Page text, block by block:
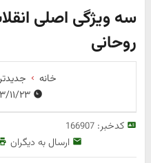
سه ویژگی اصلی
روحانی
خانه
۱۴۰۳/۱۱/۲۳ ۰۶:۴۴:۰۰
کدخبر:166907
ارسال به دیگران